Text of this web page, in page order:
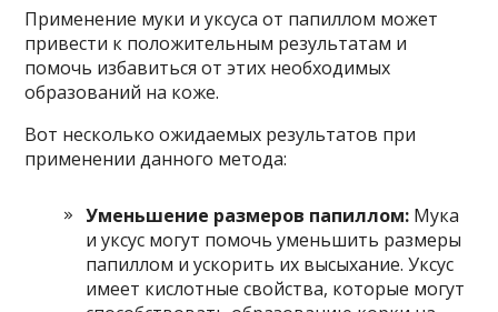
Применение муки и уксуса от папиллом может
привести к положительным результатам и
помочь избавиться от этих необходимых
образований на коже.
Вот несколько ожидаемых результатов при
применении данного метода:
Уменьшение размеров папиллом: Мука
и уксус могут помочь уменьшить размеры
папиллом и ускорить их высыхание. Уксус
имеет кислотные свойства, которые могут